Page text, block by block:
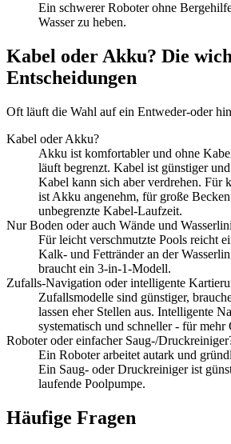
Ein schwerer Roboter ohne
Wasser zu heben.
Kabel oder Akku? Die
Entscheidungen
Oft läuft die Wahl auf ein Entweder-oder
Kabel oder Akku?
Akku ist komfortabler und ohne
läuft begrenzt. Kabel ist günstiger
Kabel kann sich aber verdrehen. Für
ist Akku angenehm, für große
unbegrenzte Kabel-Laufzeit.
Nur Boden oder auch Wände und
Für leicht verschmutzte Pools reicht
Kalk- und Fettränder an der
braucht ein 3-in-1-Modell.
Zufalls-Navigation oder intelligente
Zufallsmodelle sind günstiger,
lassen eher Stellen aus. Intelligente
systematisch und schneller - für mehr
Roboter oder einfacher Saug-/
Ein Roboter arbeitet autark und
Ein Saug- oder Druckreiniger ist
laufende Poolpumpe.
Häufige Fragen